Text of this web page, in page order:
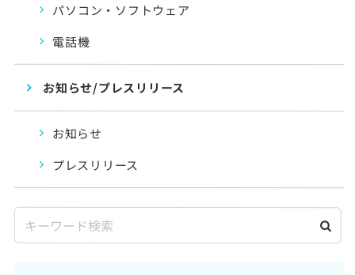
パソコン・ソフトウェア
電話機
お知らせ/プレスリリース
お知らせ
プレスリリース